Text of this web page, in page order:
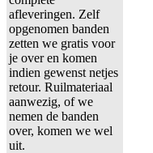
afleveringen. Zelf
opgenomen banden
zetten we gratis voor
je over en komen
indien gewenst netjes
retour. Ruilmateriaal
aanwezig, of we
nemen de banden
over, komen we wel
uit.